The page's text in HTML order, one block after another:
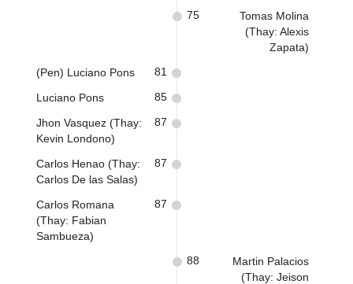
Tomas Molina
(Thay: Alexis
Zapata)
75
(Pen) Luciano Pons 81
Luciano Pons 85
Jhon Vasquez (Thay:
Kevin Londono)
87
Carlos Henao (Thay:
Carlos De las Salas)
87
Carlos Romana
(Thay: Fabian
Sambueza)
87
Martin Palacios
(Thay: Jeison
88